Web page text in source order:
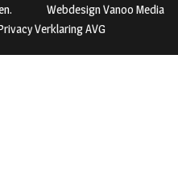
Webdesign Vanoo Media
Verklaring AVG